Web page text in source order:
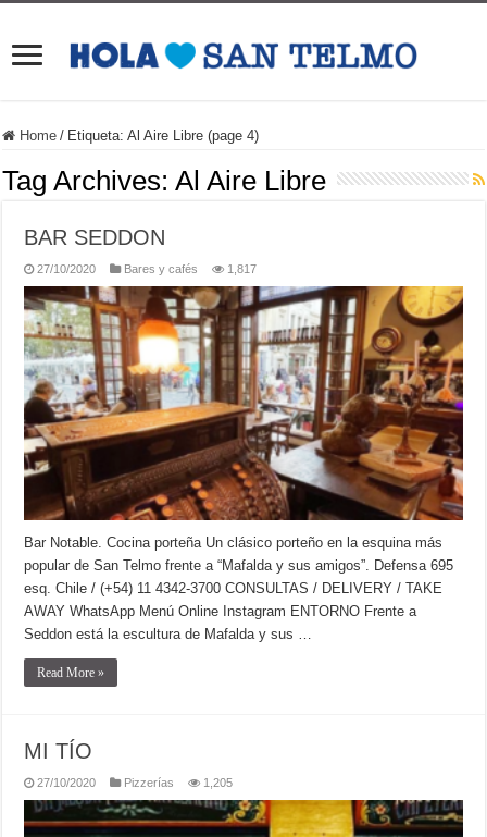
Home / Etiqueta:Al Aire Libre (page 4)
Tag Archives:Al Aire Libre
BAR SEDDON
27/10/2020 Bares y cafés 1,817
Bar Notable. Cocina porteña Un clásico porteño en la esquina más
popular de San Telmo frente a “Mafalda y sus amigos”. Defensa 695
esq. Chile / (+54) 11 4342-3700 CONSULTAS / DELIVERY / TAKE
AWAY WhatsApp Menú Online Instagram ENTORNO Frente a
Seddon está la escultura de Mafalda y sus …
Read More »
MI TÍO
27/10/2020 Pizzerías 1,205